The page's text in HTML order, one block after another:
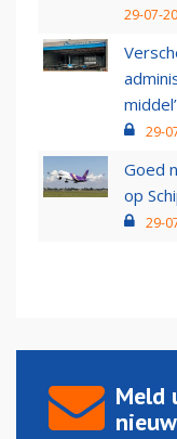
29-07-
middel’
29-
Goed
op
29-
Meld